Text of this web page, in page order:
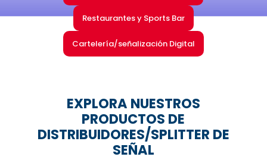
Restaurantes y Sports Bar
Cartelería/señalización Digital
EXPLORA NUESTROS
PRODUCTOS DE
DISTRIBUIDORES/SPLITTER DE
SEÑAL